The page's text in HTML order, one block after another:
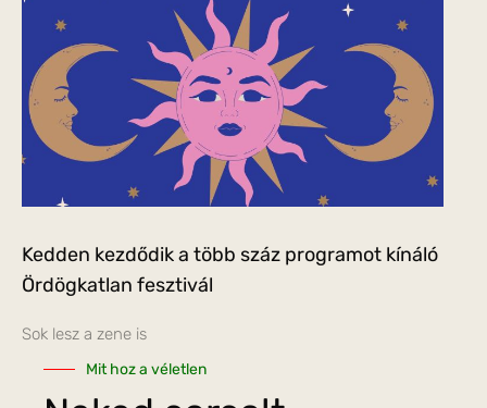
Kedden kezdődik a több száz programot kínáló
Ördögkatlan fesztivál
Sok lesz a zene is
Mit hoz a véletlen